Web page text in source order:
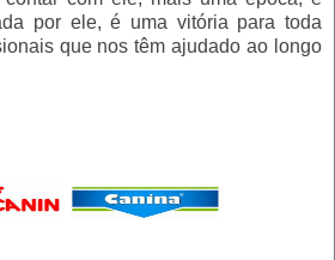
por ele, é uma vitória para toda
que nos têm ajudado ao longo